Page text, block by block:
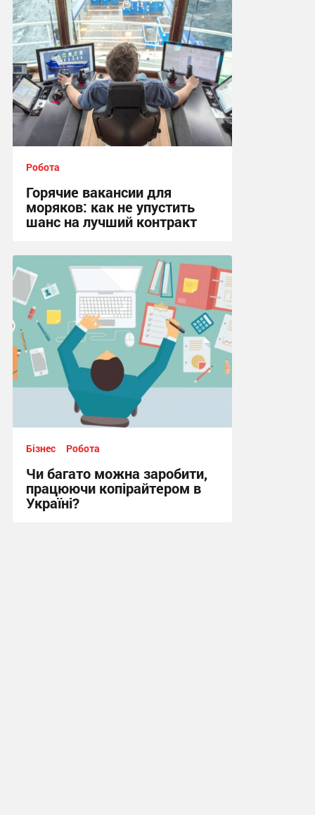
Робота
Горячие вакансии для
моряков: как не упустить
шанс на лучший контракт
22:53, 25.04.2025
Бізнес Робота
Чи багато можна заробити,
працюючи копірайтером в
Україні?